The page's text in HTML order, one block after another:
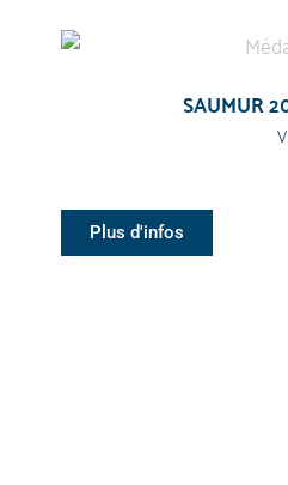
SAUMUR
Plus d'infos